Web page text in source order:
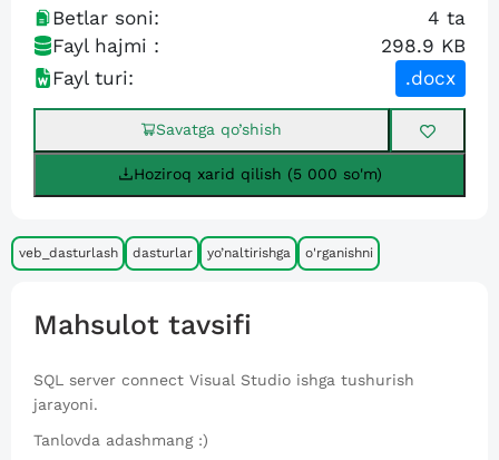
Betlar soni: 4 ta
Fayl hajmi :
298.9 KB
Fayl turi:
.docx
Savatga qo’shish
Hoziroq xarid qilish (5 000 so'm)
veb_dasturlash dasturlar yo’naltirishga o'rganishni
Mahsulot tavsifi
SQL server connect Visual Studio ishga tushurish
jarayoni.
Tanlovda adashmang :)